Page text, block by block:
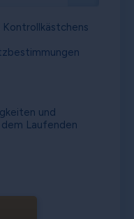
und
Laufenden